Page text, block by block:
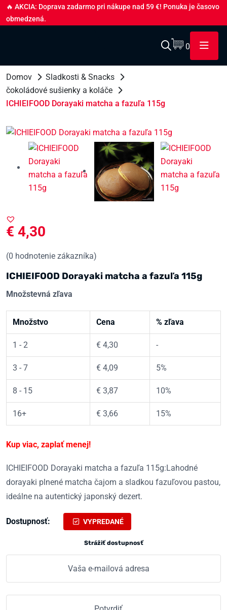
🔥 AKCIA: Doprava zadarmo pri nákupe nad 59 €! Ponuka je časovo
obmedzená.
0
Domov
Sladkosti & Snacks
čokoládové sušienky a koláče
ICHIEIFOOD Dorayaki matcha a fazuľa 115g
€ 4,30
(0 hodnotenie zákazníka)
ICHIEIFOOD Dorayaki matcha a fazuľa 115g
Množstevná zľava
Množstvo Cena % zľava
1 - 2 € 4,30 -
3 - 7 € 4,09 5%
8 - 15 € 3,87 10%
16+ € 3,66 15%
Kup viac, zaplať menej!
ICHIEIFOOD Dorayaki matcha a fazuľa 115g:Lahodné
dorayaki plnené matcha čajom a sladkou fazuľovou pastou,
ideálne na autentický japonský dezert.
Dostupnosť: VYPREDANÉ
Strážiť dostupnosť